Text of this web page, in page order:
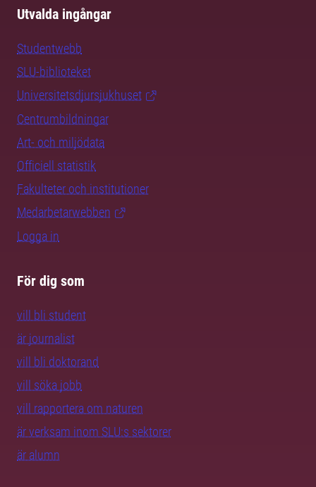
Utvalda ingångar
Studentwebb
SLU-biblioteket
Universitetsdjursjukhuset
Centrumbildningar
Art- och miljödata
Officiell statistik
Fakulteter och institutioner
Medarbetarwebben
Logga in
För dig som
vill bli student
är journalist
vill bli doktorand
vill söka jobb
vill rapportera om naturen
är verksam inom SLU:s sektorer
är alumn